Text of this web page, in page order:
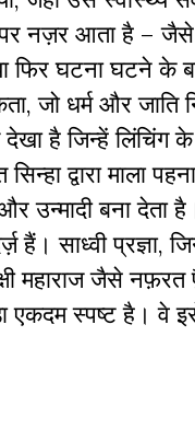
नज़र आता है – जैसे
फिर घटना घटने के
जो धर्म और जाति
है जिन्हें लिंचिंग
द्वारा माला
उन्मादी बना
हैं। साध्वी प्रज्ञा,
महाराज जैसे
एकदम स्पष्ट है। वे